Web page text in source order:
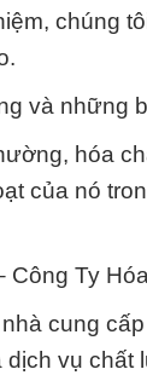
chúng
và những
hóa
của nó
Công Ty
cung
vụ